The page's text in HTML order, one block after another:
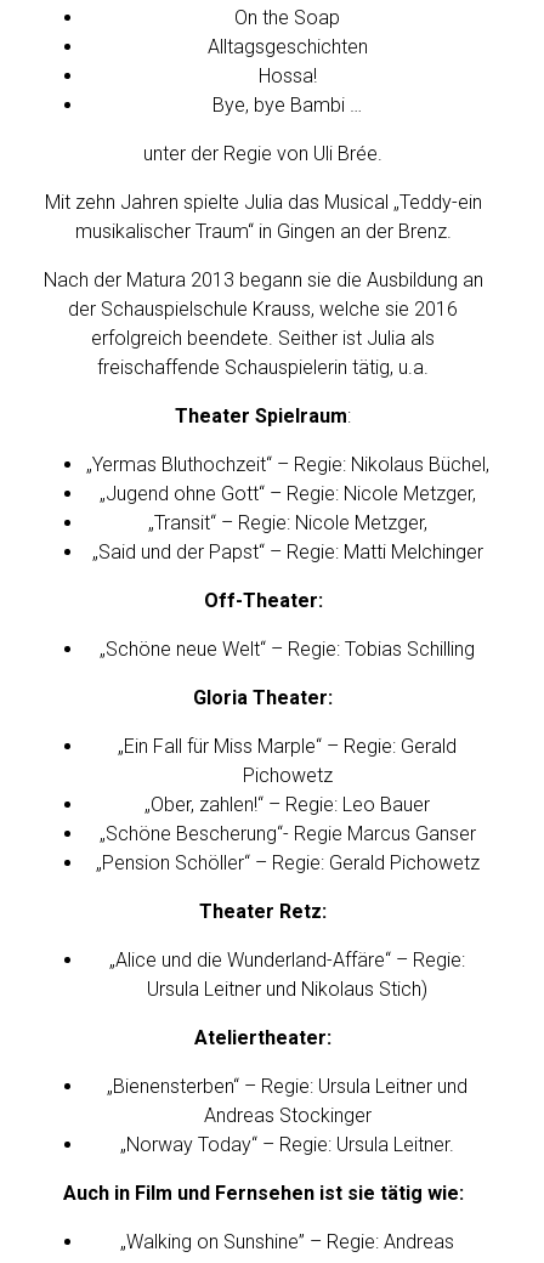
On the Soap
Alltagsgeschichten
Hossa!
Bye, bye Bambi …
unter der Regie von Uli Brée.
Mit zehn Jahren spielte Julia das Musical „Teddy-ein
musikalischer Traum“ in Gingen an der Brenz.
Nach der Matura 2013 begann sie die Ausbildung an
der Schauspielschule Krauss, welche sie 2016
erfolgreich beendete. Seither ist Julia als
freischaffende Schauspielerin tätig, u.a.
Theater Spielraum:
„Yermas Bluthochzeit“ – Regie: Nikolaus Büchel,
„Jugend ohne Gott“ – Regie: Nicole Metzger,
„Transit“ – Regie: Nicole Metzger,
„Said und der Papst“ – Regie: Matti Melchinger
Off-Theater:
„Schöne neue Welt“ – Regie: Tobias Schilling
Gloria Theater:
„Ein Fall für Miss Marple“ – Regie: Gerald
Pichowetz
„Ober, zahlen!“ – Regie: Leo Bauer
„Schöne Bescherung“- Regie Marcus Ganser
„Pension Schöller“ – Regie: Gerald Pichowetz
Theater Retz:
„Alice und die Wunderland-Affäre“ – Regie:
Ursula Leitner und Nikolaus Stich)
Ateliertheater:
„Bienensterben“ – Regie: Ursula Leitner und
Andreas Stockinger
„Norway Today“ – Regie: Ursula Leitner.
Auch in Film und Fernsehen ist sie tätig wie:
„Walking on Sunshine” – Regie: Andreas